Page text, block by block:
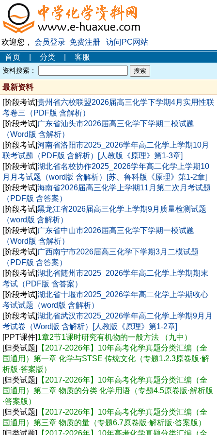
欢迎您， 会员登录 免费注册
访问PC网站
首页
分类 客服
资料搜索：
最新资料
[阶段考试]贵州省六校联盟2026届高三化学下学期4月实用性联
考卷三（PDF版 含解析）
[阶段考试] 广东省汕头市2026届高三化学下学期二模试题
（Word版 含解析）
[阶段考试]河南省洛阳市2025_2026学年高二化学上学期10月
联考试题（PDF版 含解析）[人教版《原理》第1-3章]
[阶段考试]湖北省名校协作2025_2026学年高二化学上学期10
月月考试题（word版 含解析）[苏、鲁科版《原理》第1-2章]
[阶段考试]海南省2026届高三化学上学期11月第二次月考试题
（PDF版 含答案）
[阶段考试]黑龙江省2026届高三化学上学期9月质量检测试题
（word版 含解析）
[阶段考试] 广东省中山市2026届高三化学下学期一模试题
（Word版 含解析）
[阶段考试] 广西南宁市2026届高三化学下学期3月二模试题
（PDF版 含答案）
[阶段考试]湖北省随州市2025_2026学年高二化学上学期期末
考试（PDF版 含答案）
[阶段考试]湖北省十堰市2025_2026学年高二化学上学期收心
考试试题（word版 含解析）
[阶段考试]湖北省武汉市2025_2026学年高二化学上学期9月月
考试卷（Word版 含解析）[人教版《原理》第1-2章]
[PPT课件]1章2节1课时研究有机物的一般方法 （九中）
[归类试题]
【2017-2026年】10年高考化学真题分类汇编（全
国通用）第一章 化学与STSE 传统文化（专题1.2.3原卷版·解
析版·答案版）
[归类试题]
【2017-2026年】10年高考化学真题分类汇编（全
国通用）第二章 物质的分类 化学用语（专题4.5原卷版·解析版
·答案版）
[归类试题]
【2017-2026年】10年高考化学真题分类汇编（全
国通用）第三章 物质的量（专题6.7原卷版·解析版·答案版）
[归类试题]
【2017-2026年】10年高考化学真题分类汇编（全